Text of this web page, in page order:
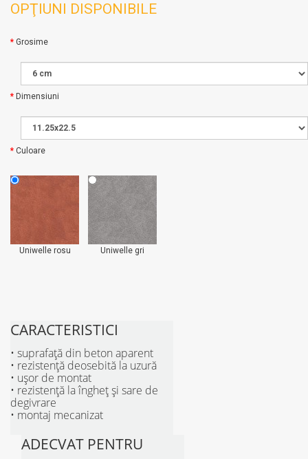
OPŢIUNI DISPONIBILE
Grosime
Dimensiuni
Culoare
Uniwelle rosu Uniwelle gri
CARACTERISTICI
• suprafață din beton aparent
• rezistenţă deosebită la uzură
• uşor de montat
• rezistență la îngheţ şi sare de
degivrare
• montaj mecanizat
ADECVAT PENTRU